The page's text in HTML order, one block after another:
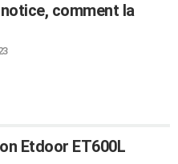
comment la
Etdoor ET600L